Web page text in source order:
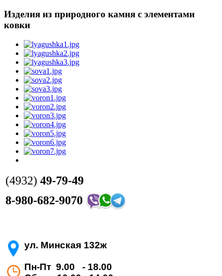
Изделия из природного камня с элементами
ковки
(4932) 49-79-49
8-980-682-9070
ул. Минская 132ж
Пн-Пт 9.00 - 18.00